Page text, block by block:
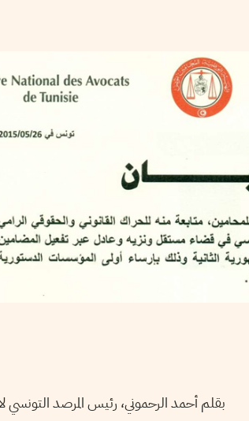
بقلم أحمد الرحموني، رئيس المرصد التونسي